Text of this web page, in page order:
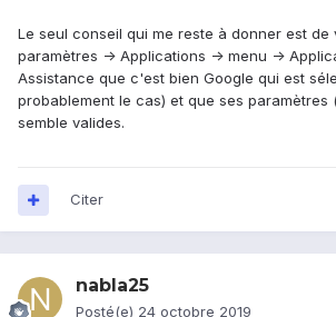
Le seul conseil qui me reste à donner est de
paramètres -> Applications -> menu ->
Assistance que c'est bien Google qui est
probablement le cas) et que ses paramètres
semble valides.
Citer
nabla25
Posté(e) 24 octobre 2019